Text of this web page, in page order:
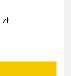
zł